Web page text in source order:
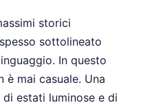
storici
sottolineato
In questo
è mai casuale. Una
estati luminose e di